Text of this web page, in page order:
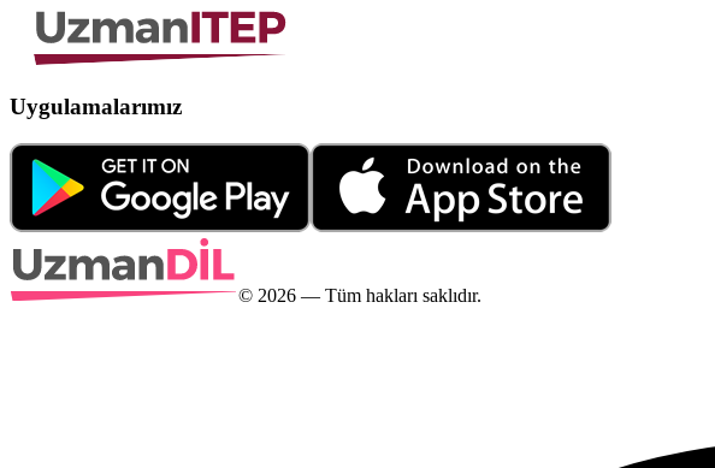
Uygulamalarımız
© 2026 — Tüm hakları saklıdır.